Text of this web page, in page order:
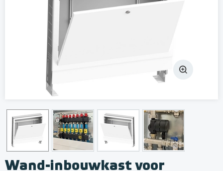
Wand-inbouwkast voor